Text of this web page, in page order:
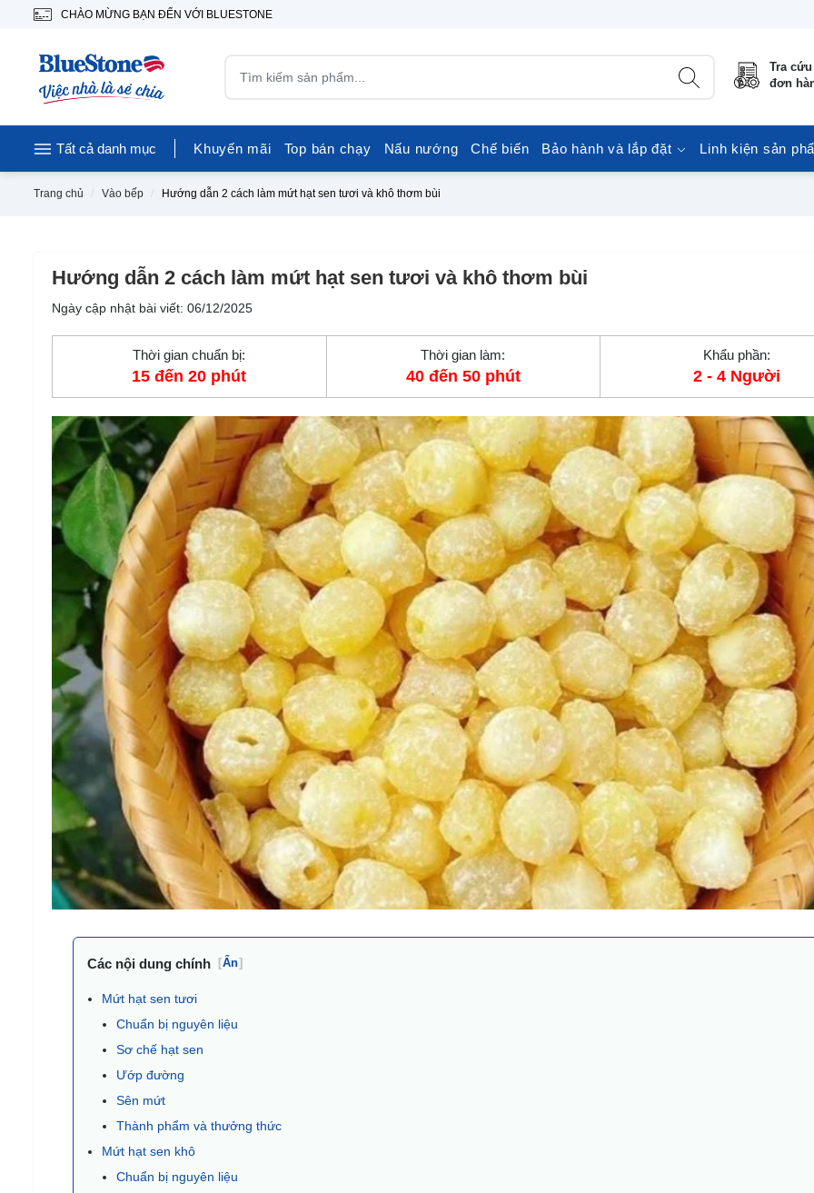
CHÀO MỪNG BẠN ĐẾN VỚI BLUESTONE
Tra cứu
đơn
Tất cả danh mục Khuyến mãi Top bán chạy Nấu nướng Chế biến Bảo hành và lắp đặt Linh kiện sản
Trang chủ Vào bếp Hướng dẫn 2 cách làm mứt hạt sen tươi và khô thơm bùi
Hướng dẫn 2 cách làm mứt hạt sen tươi và khô thơm bùi
Ngày cập nhật bài viết: 06/12/2025
Thời gian chuẩn bị:
15 đến 20 phút
Thời gian làm:
40 đến 50 phút
Khẩu phần:
2 - 4 Người
Các nội dung chính [Ẩn]
Mứt hạt sen tươi
Chuẩn bị nguyên liệu
Sơ chế hạt sen
Ướp đường
Sên mứt
Thành phẩm và thưởng thức
Mứt hạt sen khô
Chuẩn bị nguyên liệu